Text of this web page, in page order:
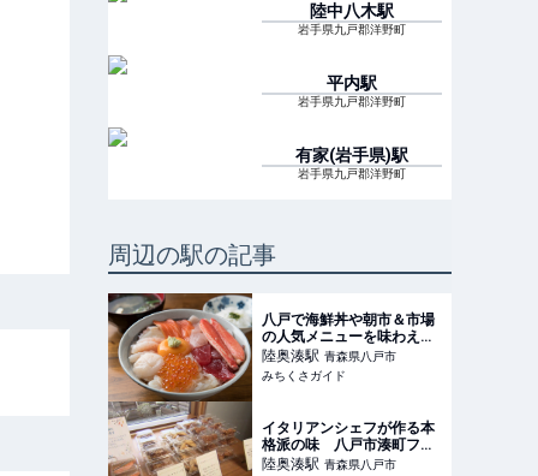
陸中八木駅
岩手県九戸郡洋野町
平内駅
岩手県九戸郡洋野町
有家(岩手県)駅
岩手県九戸郡洋野町
周辺の駅の記事
八戸で海鮮丼や朝市＆市場
の人気メニューを味わえる
店 - みちくさガイド
陸奥湊駅 青森県八戸市
みちくさガイド
イタリアンシェフが作る本
格派の味 八戸市湊町ファ
ロの格安手作り惣菜
陸奥湊駅 青森県八戸市